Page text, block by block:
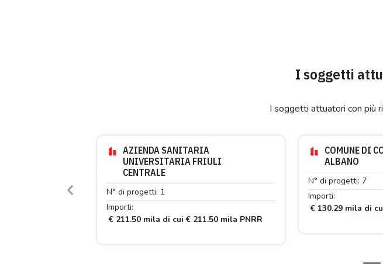
I soggetti
I soggetti attuatori con più
AZIENDA SANITARIA
UNIVERSITARIA FRIULI
CENTRALE
N° di progetti: 1
Importi:
€ 211.50 mila di cui € 211.50 mila PNRR
COMUNE DI
ALBANO
N° di progetti: 7
Importi:
€ 130.29 mila di
Previous